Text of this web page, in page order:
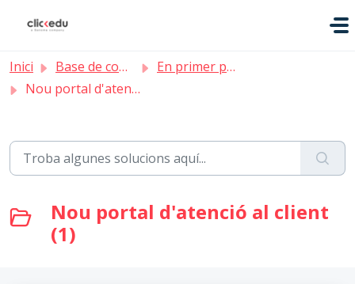
Inici Base de coneixement
En primer pla
Nou portal d'atenció al client
Nou portal d'atenció al client
(1)